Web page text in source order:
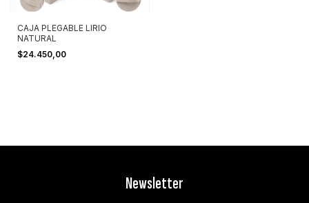
CAJA PLEGABLE LIRIO
NATURAL
$24.450,00
Newsletter